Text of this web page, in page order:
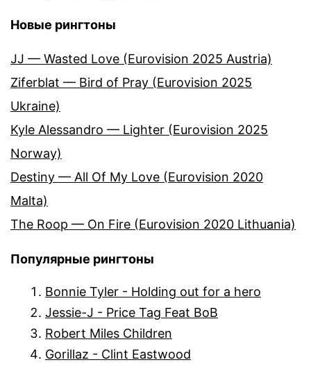
Новые рингтоны
JJ — Wasted Love (Eurovision 2025 Austria)
Ziferblat — Bird of Pray (Eurovision 2025
Ukraine)
Kyle Alessandro — Lighter (Eurovision 2025
Norway)
Destiny — All Of My Love (Eurovision 2020
Malta)
The Roop — On Fire (Eurovision 2020 Lithuania)
Популярные рингтоны
Bonnie Tyler - Holding out for a hero
Jessie-J - Price Tag Feat BoB
Robert Miles Children
Gorillaz - Clint Eastwood